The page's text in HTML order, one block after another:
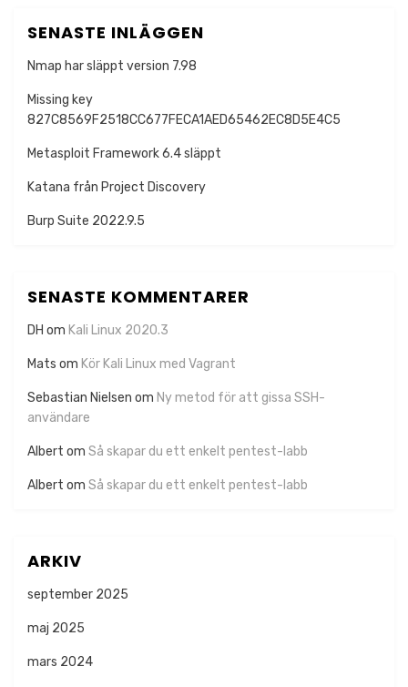
SENASTE INLÄGGEN
Nmap har släppt version 7.98
Missing key
827C8569F2518CC677FECA1AED65462EC8D5E4C5
Metasploit Framework 6.4 släppt
Katana från Project Discovery
Burp Suite 2022.9.5
SENASTE KOMMENTARER
DH om Kali Linux 2020.3
Mats om Kör Kali Linux med Vagrant
Sebastian Nielsen om Ny metod för att gissa SSH-
användare
Albert om Så skapar du ett enkelt pentest-labb
Albert om Så skapar du ett enkelt pentest-labb
ARKIV
september 2025
maj 2025
mars 2024